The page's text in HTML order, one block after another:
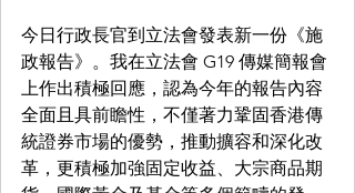
今日行政長官到立法會發表新一份《施
政報告》。我在立法會 G19 傳媒簡報會
上作出積極回應，認為今年的報告內容
全面且具前瞻性，不僅著力鞏固香港傳
統證券市場的優勢，推動擴容和深化改
革，更積極加強固定收益、大宗商品期